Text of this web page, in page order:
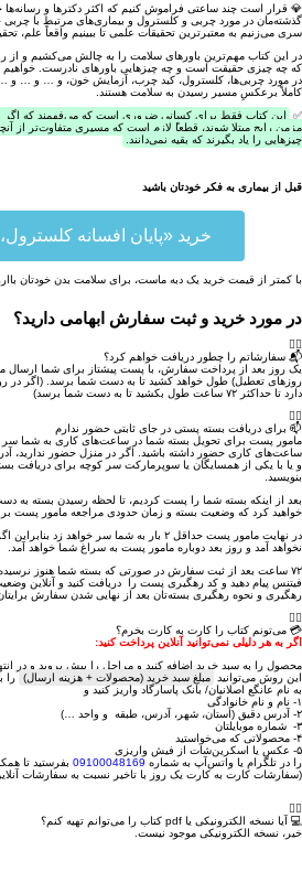
💎 قرار است چند ساعتی فراموش کنیم که اکثر دکترها و رسانه‌ها
گذشته‌مان در مورد چربی و کلسترول و بیماری‌های مرتبط با
سری می‌زنیم به معتبر‌ترین تحقیقات علمی تا ببینیم واقعاً علم،
در این کتاب مهم‌ترین باور‌های سلامت را به چالش می‌کشیم و از
که چه چیزی حقیقت است و چه چیز‌هایی باور‌های نادرست. خواهیم
در مورد چربی‌ها، کلسترول، کبد چرب، آزمایش خون، و … و … و …
کاملاً برعکسِ مسیر رسیدن به سلامت هستند.
✅
این کتاب فقط برای کسانی ضروری است که می‌فهمند که اگر
مزمن رایج مبتلا شوند، قطعا‌‌‌‌‌‌ً لازم است که مسیری متفاوت‌تر از
چیز‌هایی را یاد بگیرند که بقیه نمی‌دانند.
قبل از بیماری به فکر خودتان باشید
خرید «پایان افسانه
با کمتر از قیمت خرید یک دبه ماست، برای سلامت بدن خودتان
در مورد خرید و ثبت سفارش ابهامی دارید؟
📬 سفارشاتم را چطور دریافت خواهم کرد؟
روز‌های تعطیل) طول خواهد کشید تا به دست شما برسد. (اگر در
دارد تا حداکثر ۷۲ ساعت طول بکشید تا به دست شما برسد)
📫 برای دریافت بسته پستی در جای ثابتی حضور ندارم
مامور پست برای تحویل بسته شما در ساعت‌های کاری به شما سر
ساعت‌های کاری حضور داشته باشید. اگر در منزل حضور ندارید،
و یا با یکی از همسایگان یا سوپر‌مارکت سر کوچه برای دریافت
بنویسید.
خواهید کرد که وضعیت بسته و زمان‌ حدودی مراجعه مامور پست
در نهایت مامور پست حداقل ۲ بار به شما سر
نخواهد آمد و روز بعد دوباره مامور پست به سراغ شما خواهد آمد.
۷۲ ساعت بعد از ثبت سفارش در صورتی که بسته شما هنوز نرسیده
فیتنس پیام دهید و کد رهگیری پست را دریافت کنید و آنلاین
رهگیری و نحوه رهگیری بسته‌تان بعد از نهایی شدن سفارش
💳 می‌تونم کتاب را کارت به کارت بخرم؟
اگر به هر دلیلی نمی‌توانید آنلاین پرداخت کنید:
محصول را به سبد خرید اضافه کنید و مراحل را پیش بروید و در
این روش می‌توانید
مبلغ سبد خرید (محصولات + هزینه ارسال) را
به نام عانگع اصلانیان/ بانک پاسارگاد واریز کنید و
۱- نام و نام خانوادگی
۲- آدرس دقیق (استان، شهر، آدرس، طبقه و واحد …)
۳- شماره موبایلتان
۴- محصولاتی که می‌خواستید
۵- عکس یا اسکرین‌شات از فیش واریزی
را در تلگرام یا واتس‌آپ به شماره 09100048169 بفرستید تا
(سفارشات کارت به کارت یک روز با تاخیر نسبت به سفارشات
💻 آیا نسخه الکترونیکی یا pdf کتاب را می‌توانم تهیه کنم؟
خیر، نسخه الکترونیکی موجود نیست.